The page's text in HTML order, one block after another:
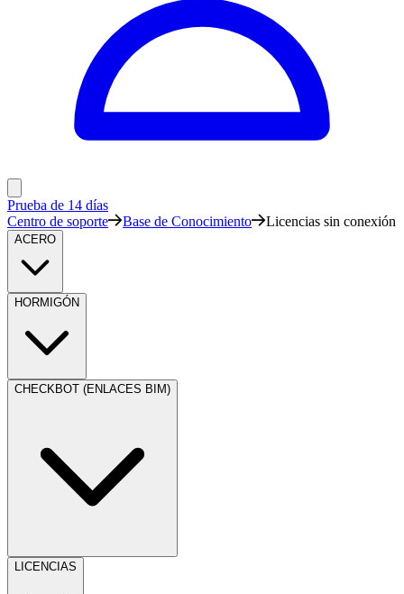
Prueba de 14 días
Centro de soporte
Base de Conocimiento Licencias sin conexión
ACERO
HORMIGÓN
CHECKBOT (ENLACES BIM)
LICENCIAS